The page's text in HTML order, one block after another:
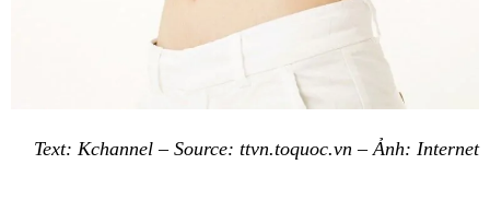
Text: Kchannel – Source: ttvn.toquoc.vn – Ảnh: Internet